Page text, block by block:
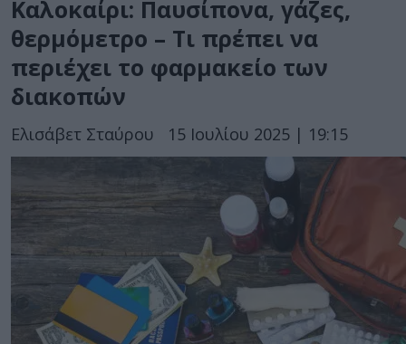
Καλοκαίρι: Παυσίπονα, γάζες,
θερμόμετρο – Τι πρέπει να
περιέχει το φαρμακείο των
διακοπών
Ελισάβετ Σταύρου 15 Ιουλίου 2025 | 19:15